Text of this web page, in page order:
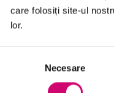
care folosiți site-ul
lor.
consimțământului
Necesare